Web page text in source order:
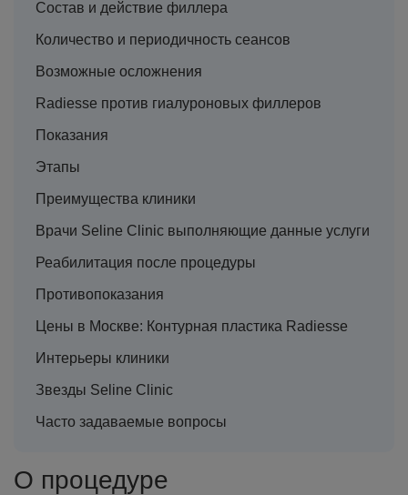
Состав и действие филлера
Количество и периодичность сеансов
Возможные осложнения
Radiesse против гиалуроновых филлеров
Показания
Этапы
Преимущества клиники
Врачи Seline Clinic выполняющие данные услуги
Реабилитация после процедуры
Противопоказания
Цены в Москве: Контурная пластика Radiesse
Интерьеры клиники
Звезды Seline Clinic
Часто задаваемые вопросы
О процедуре